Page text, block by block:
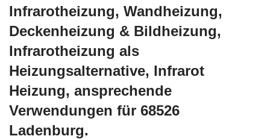
Infrarotheizung, Wandheizung,
Deckenheizung & Bildheizung,
Infrarotheizung als
Heizungsalternative, Infrarot
Heizung, ansprechende
Verwendungen für 68526
Ladenburg.